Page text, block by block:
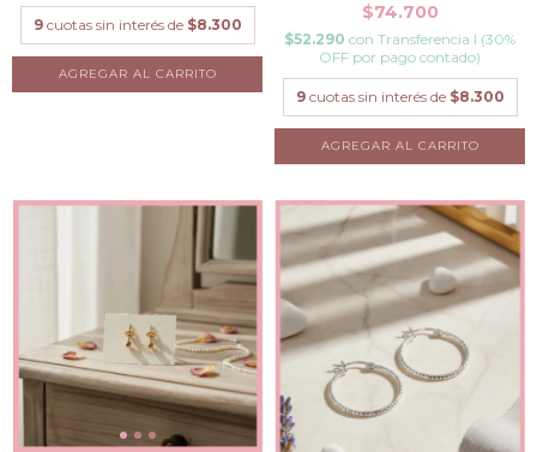
9 cuotas sin interés de $8.300
$74.700
$52.290 con Transferencia I (30%
OFF por pago contado)
9 cuotas sin interés de $8.300